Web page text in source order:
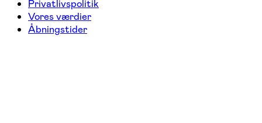
Privatlivspolitik
Vores værdier
Åbningstider